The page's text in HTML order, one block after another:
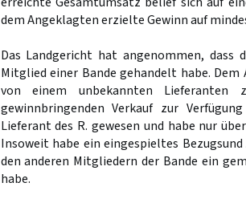
dem Angeklagten erzielte Gewinn auf
Das Landgericht hat angenommen,
Mitglied einer Bande gehandelt habe.
von einem unbekannten Lieferanten
gewinnbringenden Verkauf zur
Lieferant des R. gewesen und habe nur
Insoweit habe ein eingespieltes
den anderen Mitgliedern der Bande ein
habe.